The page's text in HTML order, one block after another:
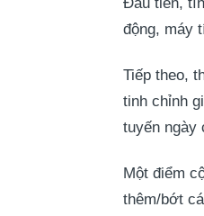
động, máy
Tiếp theo,
tinh chỉnh
tuyến ngày
Một điểm
thêm/bớt